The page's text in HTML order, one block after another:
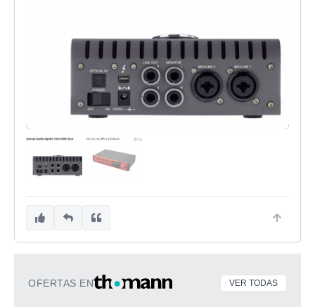
OFERTAS EN VER TODAS